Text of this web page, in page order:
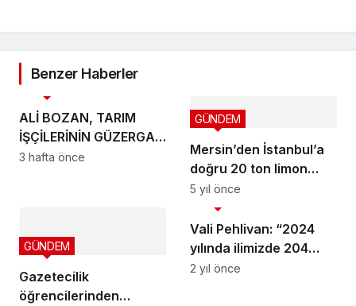
Benzer Haberler
ALİ BOZAN, TARIM
İŞÇİLERİNİN GÜZERGAH
SORUNUNU MECLİS’E
3 hafta önce
Mersin’den İstanbul’a
doğru 20 ton limon
daha yola çıktı
GÜNDEM
5 yıl önce
Gazetecilik
öğrencilerinden
GÜNDEM
Vali Pehlivan: “2024
yılında ilimizde 204
milyar yatırım bedelli
GÜNDEM
2 yıl önce